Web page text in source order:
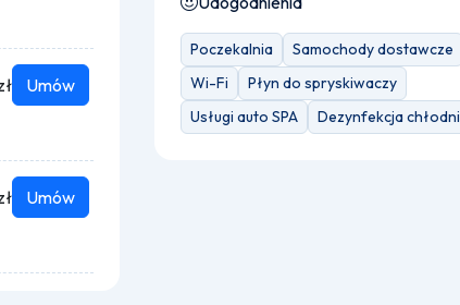
Umów
Umów
Poczekalnia
Samochody dostawcze
Wi-Fi
Płyn do spryskiwaczy
Usługi auto SPA
Dezynfekcja chłodni